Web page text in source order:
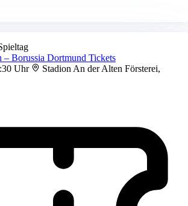
Borussia Dortmund Tickets
Uhr
Stadion An der Alten Försterei,